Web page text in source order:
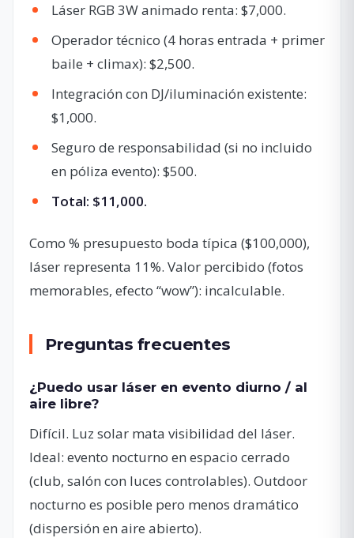
Láser RGB 3W animado renta: $7,000.
Operador técnico (4 horas entrada + primer
baile + climax): $2,500.
Integración con DJ/iluminación existente:
$1,000.
Seguro de responsabilidad (si no incluido
en póliza evento): $500.
Total: $11,000.
Como % presupuesto boda típica ($100,000),
láser representa 11%. Valor percibido (fotos
memorables, efecto “wow”): incalculable.
Preguntas frecuentes
¿Puedo usar láser en evento diurno / al
aire libre?
Difícil. Luz solar mata visibilidad del láser.
Ideal: evento nocturno en espacio cerrado
(club, salón con luces controlables). Outdoor
nocturno es posible pero menos dramático
(dispersión en aire abierto).